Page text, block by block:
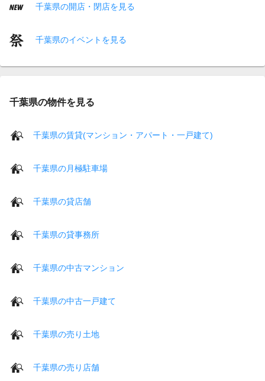
千葉県の開店・閉店を見る
千葉県のイベントを見る
千葉県の物件を見る
千葉県の賃貸(マンション・アパート・一戸建て)
千葉県の月極駐車場
千葉県の貸店舗
千葉県の貸事務所
千葉県の中古マンション
千葉県の中古一戸建て
千葉県の売り土地
千葉県の売り店舗